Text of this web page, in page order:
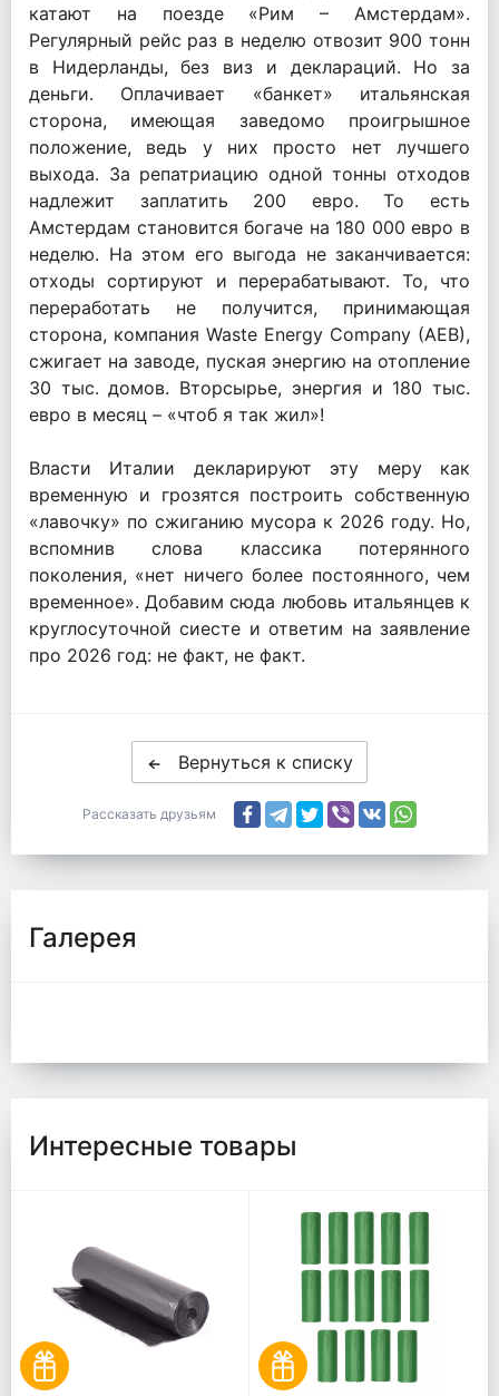
катают на поезде «Рим – Амстердам».
Регулярный рейс раз в неделю отвозит 900 тонн
в Нидерланды, без виз и деклараций. Но за
деньги. Оплачивает «банкет» итальянская
сторона, имеющая заведомо проигрышное
положение, ведь у них просто нет лучшего
выхода. За репатриацию одной тонны отходов
надлежит заплатить 200 евро. То есть
Амстердам становится богаче на 180 000 евро в
неделю. На этом его выгода не заканчивается:
отходы сортируют и перерабатывают. То, что
переработать не получится, принимающая
сторона, компания Waste Energy Company (AEB),
сжигает на заводе, пуская энергию на отопление
30 тыс. домов. Вторсырье, энергия и 180 тыс.
евро в месяц – «чтоб я так жил»!
Власти Италии декларируют эту меру как
временную и грозятся построить собственную
«лавочку» по сжиганию мусора к 2026 году. Но,
вспомнив слова классика потерянного
поколения, «нет ничего более постоянного, чем
временное». Добавим сюда любовь итальянцев к
круглосуточной сиесте и ответим на заявление
про 2026 год: не факт, не факт.
Вернуться к списку
Рассказать друзьям
Галерея
Интересные товары